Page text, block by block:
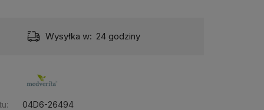
Wysyłka w: 24 godziny
04D6-26494